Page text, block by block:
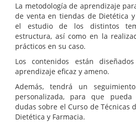
La metodología de aprendizaje
de venta en tiendas de Dietética
el estudio de los distintos
estructura, así como en la
prácticos en su caso.
Los contenidos están
aprendizaje eficaz y ameno.
Además, tendrá un
personalizada, para que
dudas sobre el Curso de Técnicas
Dietética y Farmacia.